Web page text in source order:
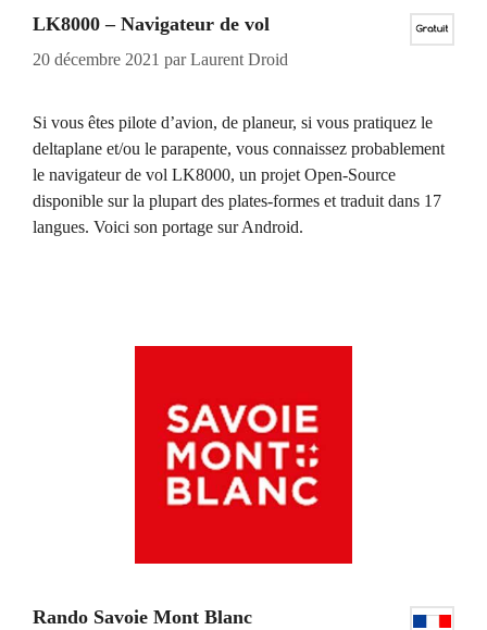
LK8000 – Navigateur de vol
20 décembre 2021 parLaurent Droid
Si vous êtes pilote d’avion, de planeur, si vous pratiquez le
deltaplane et/ou le parapente, vous connaissez probablement
le navigateur de vol LK8000, un projet Open-Source
disponible sur la plupart des plates-formes et traduit dans 17
langues. Voici son portage sur Android.
Rando Savoie Mont Blanc